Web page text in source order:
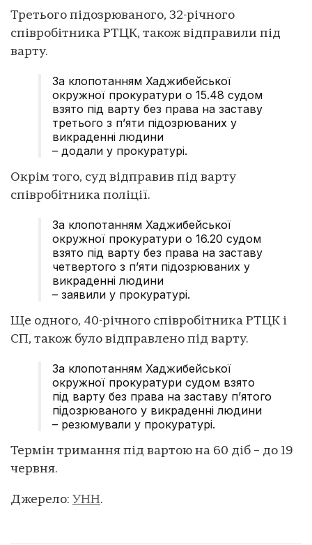
Третього підозрюваного, 32-річного
співробітника РТЦК, також відправили під
варту.
За клопотанням Хаджибейської
окружної прокуратури о 15.48 судом
взято під варту без права на заставу
третього з пʼяти підозрюваних у
викраденні людини
– додали у прокуратурі.
Окрім того, суд відправив під варту
співробітника поліції.
За клопотанням Хаджибейської
окружної прокуратури о 16.20 судом
взято під варту без права на заставу
четвертого з пʼяти підозрюваних у
викраденні людини
– заявили у прокуратурі.
Ще одного, 40-річного співробітника РТЦК і
СП, також було відправлено під варту.
За клопотанням Хаджибейської
окружної прокуратури судом взято
під варту без права на заставу пʼятого
підозрюваного у викраденні людини
– резюмували у прокуратурі.
Термін тримання під вартою на 60 діб – до 19
червня.
Джерело: УНН.